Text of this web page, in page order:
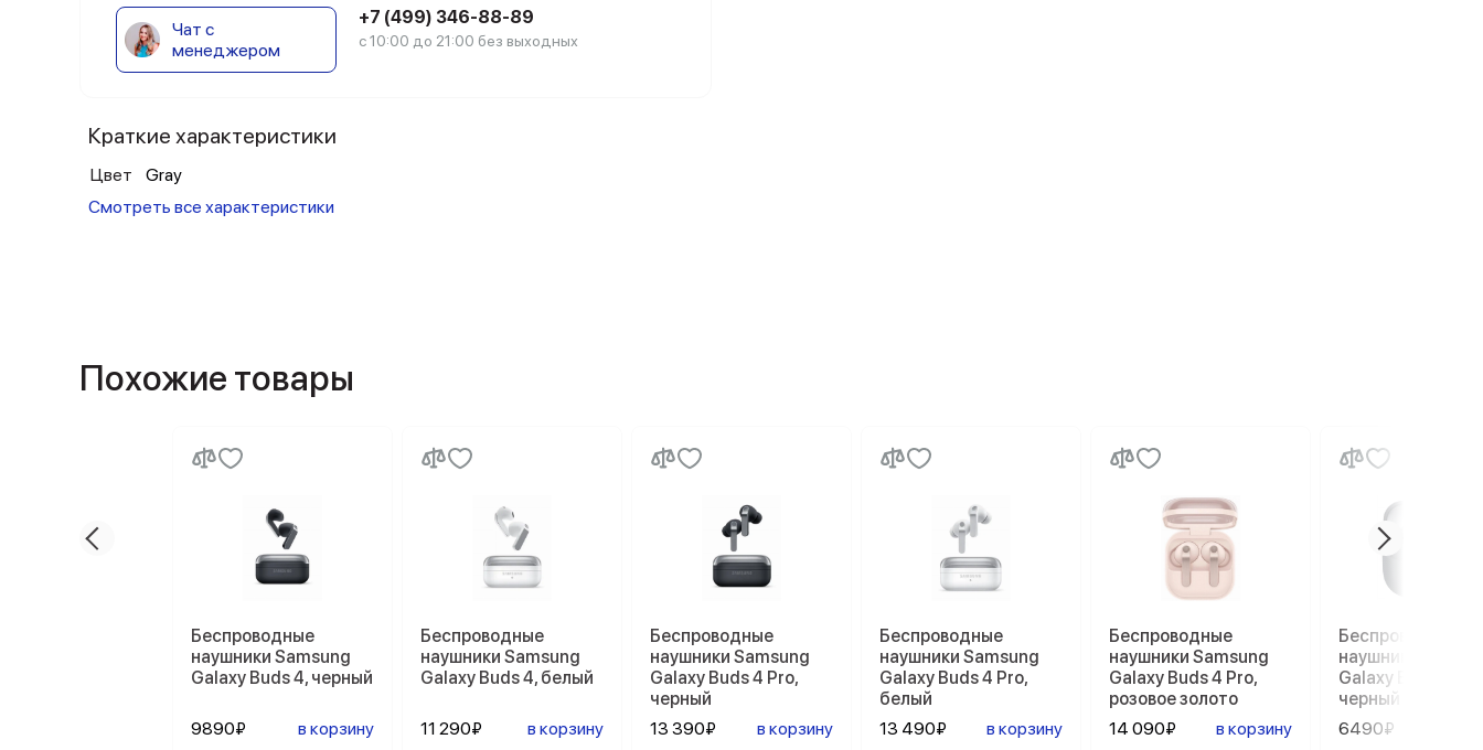
Чат с
менеджером
+7 (499) 346-88-89
с 10:00 до 21:00 без выходных
Краткие характеристики
Цвет
Gray
Смотреть все характеристики
Похожие товары
Беспроводные
наушники Samsung
Galaxy Buds 4, черный
9890₽ в корзину
Беспроводные
наушники Samsung
Galaxy Buds 4, белый
11 290₽ в корзину
Беспроводные
наушники Samsung
Galaxy Buds 4 Pro,
черный
13 390₽
в корзину
Беспроводные
наушники Samsung
Galaxy Buds 4 Pro,
белый
13 490₽
в корзину
Беспроводные
наушники Samsung
Galaxy Buds 4 Pro,
розовое золото
14 090₽
в корзину
Беспроводные
наушники
Galaxy Buds 3 FE,
черный
6490₽